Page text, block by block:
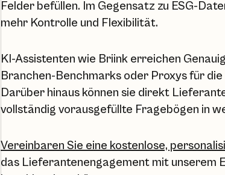
Felder befüllen. Im Gegensatz zu ESG-
mehr Kontrolle und Flexibilität.
KI-Assistenten wie Briink erreichen
Branchen-Benchmarks oder Proxys für
Darüber hinaus können sie direkt
vollständig vorausgefüllte Fragebögen in
Vereinbaren Sie eine kostenlose,
das Lieferantenengagement mit unserem